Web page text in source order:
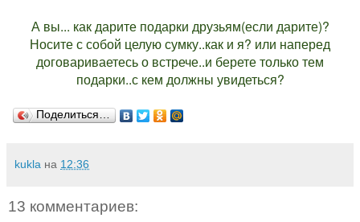
А вы... как дарите подарки друзьям(если дарите)?
Носите с собой целую сумку..как и я? или наперед
договариваетесь о встрече..и берете только тем
подарки..с кем должны увидеться?
Поделиться…
kukla на 12:36
13 комментариев: